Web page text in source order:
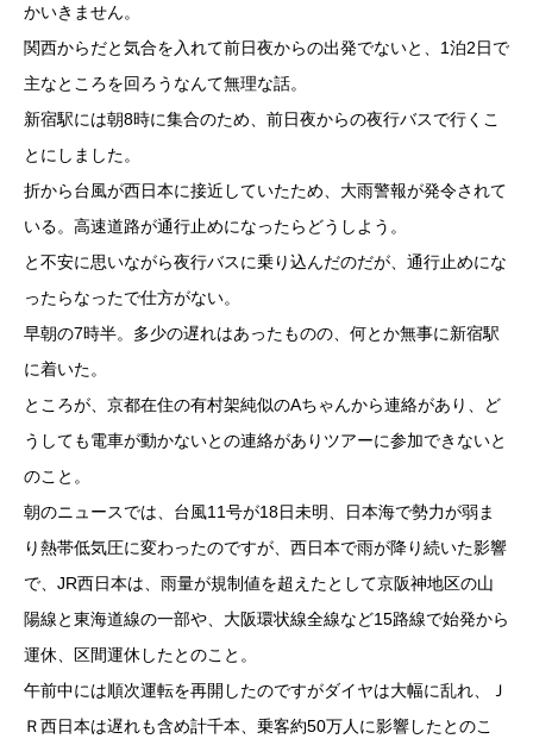
かいきません。
関西からだと気合を入れて前日夜からの出発でないと、1泊2日で
主なところを回ろうなんて無理な話。
新宿駅には朝8時に集合のため、前日夜からの夜行バスで行くこ
とにしました。
折から台風が西日本に接近していたため、大雨警報が発令されて
いる。高速道路が通行止めになったらどうしよう。
と不安に思いながら夜行バスに乗り込んだのだが、通行止めにな
ったらなったで仕方がない。
早朝の7時半。多少の遅れはあったものの、何とか無事に新宿駅
に着いた。
ところが、京都在住の有村架純似のAちゃんから連絡があり、ど
うしても電車が動かないとの連絡がありツアーに参加できないと
のこと。
朝のニュースでは、台風11号が18日未明、日本海で勢力が弱ま
り熱帯低気圧に変わったのですが、西日本で雨が降り続いた影響
で、JR西日本は、雨量が規制値を超えたとして京阪神地区の山
陽線と東海道線の一部や、大阪環状線全線など15路線で始発から
運休、区間運休したとのこと。
午前中には順次運転を再開したのですがダイヤは大幅に乱れ、Ｊ
Ｒ西日本は遅れも含め計千本、乗客約50万人に影響したとのこ